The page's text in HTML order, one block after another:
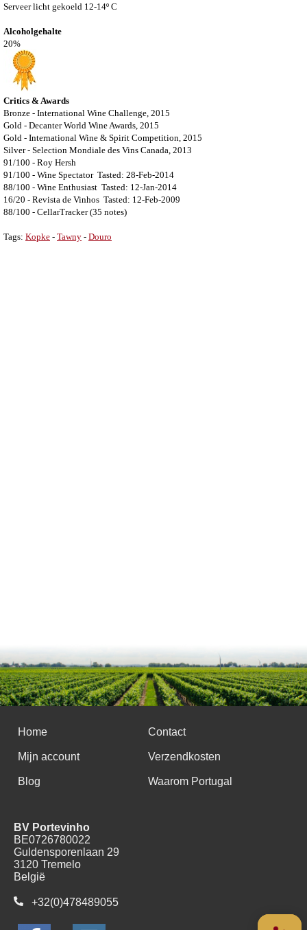
Serveer licht gekoeld 12-14º C
Alcoholgehalte
20%
Critics & Awards
Bronze - International Wine Challenge, 2015
Gold - Decanter World Wine Awards, 2015
Gold - International Wine & Spirit Competition, 2015
Silver - Selection Mondiale des Vins Canada, 2013
91/100 - Roy Hersh
91/100 - Wine Spectator Tasted: 28-Feb-2014
88/100 - Wine Enthusiast Tasted: 12-Jan-2014
16/20 - Revista de Vinhos Tasted: 12-Feb-2009
88/100 - CellarTracker (35 notes)
Tags: Kopke - Tawny - Douro
Home Contact
Mijn account Verzendkosten
Blog Waarom Portugal
BV Portevinho
BE0726780022
Guldensporenlaan 29
3120 Tremelo
België
+32(0)478489055